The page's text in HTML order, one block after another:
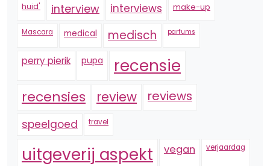
huid' interview interviews make-up
Mascara medical medisch parfums
perry pierik pupa recensie
recensies review reviews
speelgoed travel
uitgeverij aspekt vegan verjaardag